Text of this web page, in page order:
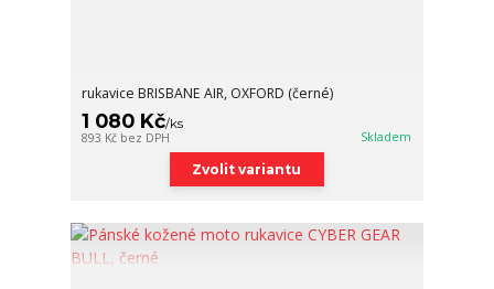
rukavice BRISBANE AIR, OXFORD (černé)
1 080 Kč/ks
893 Kč bez DPH Skladem
Zvolit variantu